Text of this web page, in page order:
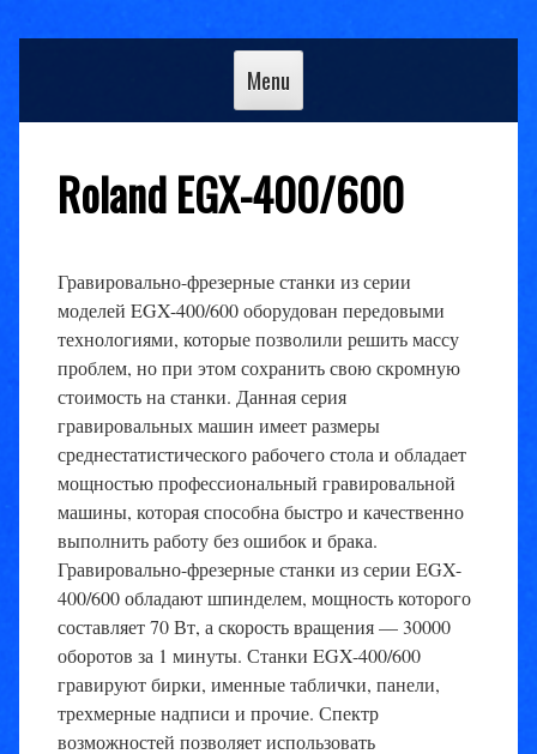
Skip
Menu
Roland EGX-400/600
Гравировально-фрезерные станки из серии
моделей EGX-400/600 оборудован передовыми
технологиями, которые позволили решить массу
проблем, но при этом сохранить свою скромную
стоимость на станки. Данная серия
гравировальных машин имеет размеры
среднестатистического рабочего стола и обладает
мощностью профессиональный гравировальной
машины, которая способна быстро и качественно
выполнить работу без ошибок и брака.
Гравировально-фрезерные станки из серии EGX-
400/600 обладают шпинделем, мощность которого
составляет 70 Вт, а скорость вращения — 30000
оборотов за 1 минуты. Станки EGX-400/600
гравируют бирки, именные таблички, панели,
трехмерные надписи и прочие. Спектр
возможностей позволяет использовать